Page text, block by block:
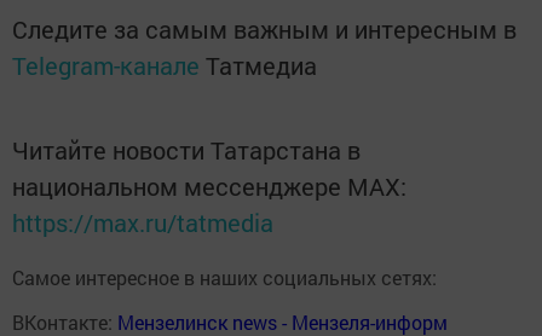
Следите за самым важным и интересным в
Telegram-канале Татмедиа
Читайте новости Татарстана в
национальном мессенджере MАХ:
https://max.ru/tatmedia
Самое интересное в наших социальных сетях:
ВКонтакте: Мензелинск news - Мензеля-информ